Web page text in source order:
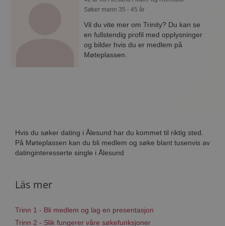
Søker mann 35 - 45 år
Vil du vite mer om Trinity? Du kan se
en fullstendig profil med opplysninger
og bilder hvis du er medlem på
Møteplassen.
Hvis du søker dating i Ålesund har du kommet til riktig sted.
På Møteplassen kan du bli medlem og søke blant tusenvis av
datinginteresserte single i Ålesund
Läs mer
Trinn 1 - Bli medlem og lag en presentasjon
Trinn 2 - Slik fungerer våre søkefunksjoner